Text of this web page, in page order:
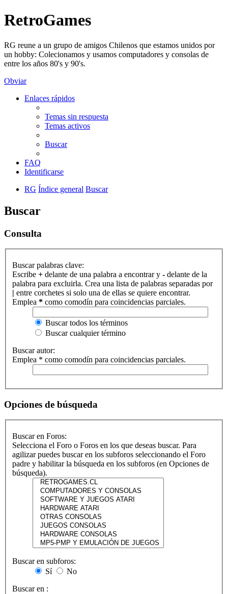
RetroGames
RG reune a un grupo de amigos Chilenos que estamos unidos por
un hobby: Colecionamos y usamos computadores y consolas de
entre los años 80's y 90's.
Obviar
Enlaces rápidos
Temas sin respuesta
Temas activos
Buscar
FAQ
Identificarse
RG Índice general Buscar
Buscar
Consulta
Buscar palabras clave:
Escribe + delante de una palabra a encontrar y - delante de la
palabra para excluirla. Crea una lista de palabras separadas por
| entre corchetes si solo una de ellas se quiere encontrar.
Emplea * como comodín para coincidencias parciales.
Buscar todos los términos
Buscar cualquier término
Buscar autor:
Emplea * como comodín para coincidencias parciales.
Opciones de búsqueda
Buscar en Foros:
Selecciona el Foro o Foros en los que deseas buscar. Para
agilizar puedes buscar en los subforos seleccionando el Foro
padre y habilitar la búsqueda en los subforos (en Opciones de
búsqueda).
Buscar en subforos:
Sí
No
Buscar en :